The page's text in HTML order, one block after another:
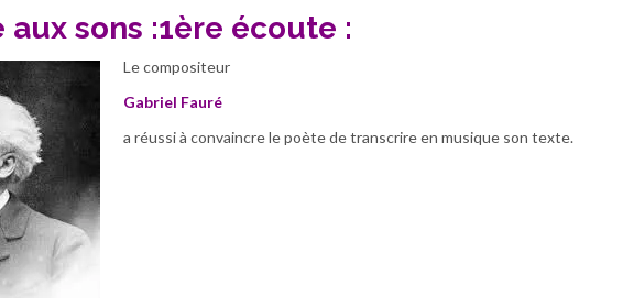
aux sons :1ère écoute :
Le compositeur
Gabriel Fauré
a réussi à convaincre le poète de transcrire en musique son texte.